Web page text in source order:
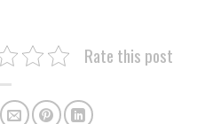
Rate this post